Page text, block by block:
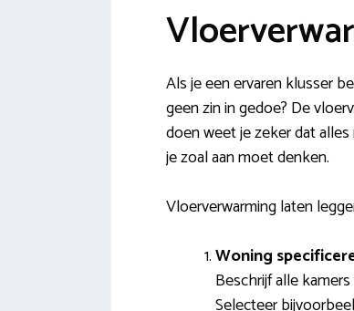
Als je een ervaren klusser
geen zin in gedoe? De
doen weet je zeker dat
je zoal aan moet denken.
Vloerverwarming laten
Woning
Beschrijf alle
Selecteer